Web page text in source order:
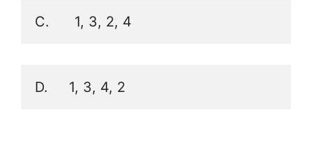
C.      1, 3, 2, 4
D.     1, 3, 4, 2